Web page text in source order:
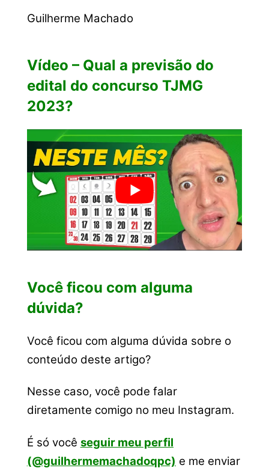
Guilherme Machado
Vídeo – Qual a previsão do
edital do concurso TJMG
2023?
Você ficou com alguma
dúvida?
Você ficou com alguma dúvida sobre o
conteúdo deste artigo?
Nesse caso, você pode falar
diretamente comigo no meu Instagram.
É só você seguir meu perfil
(@guilhermemachadoqpc) e me enviar